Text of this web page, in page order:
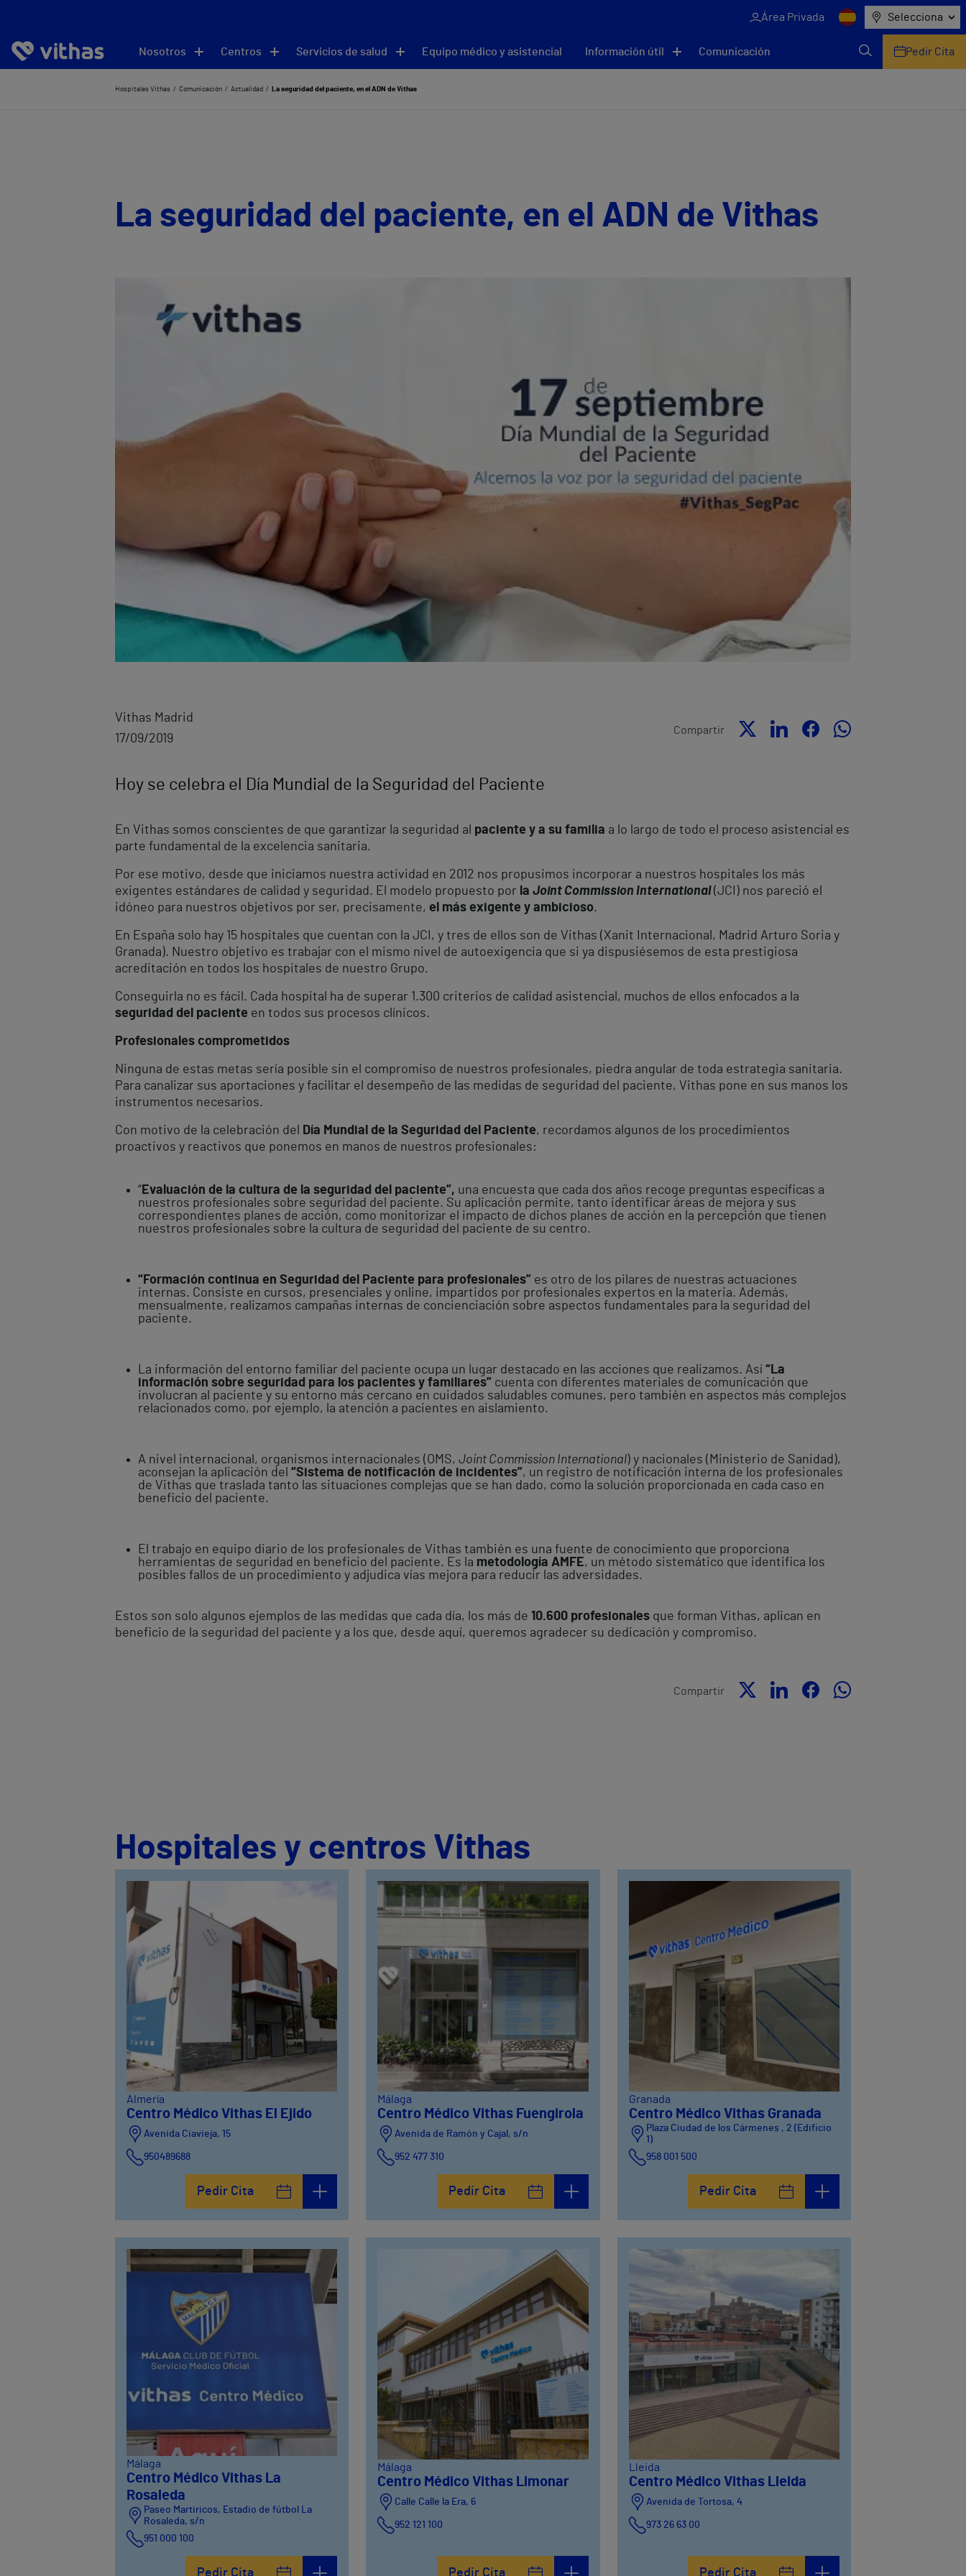
Área Privada Selecciona
Nosotros Centros Servicios de salud Equipo médico y asistencial Información útil Comunicación Pedir Cita
Hospitales Vithas Comunicación Actualidad La seguridad del paciente, en el ADN de Vithas
La seguridad del paciente, en el ADN de Vithas
Vithas Madrid
17/09/2019
Compartir
Hoy se celebra el Día Mundial de la Seguridad del Paciente
En Vithas somos conscientes de que garantizar la seguridad al paciente y a su familia a lo largo de todo el proceso asistencial es
parte fundamental de la excelencia sanitaria.
Por ese motivo, desde que iniciamos nuestra actividad en 2012 nos propusimos incorporar a nuestros hospitales los más
exigentes estándares de calidad y seguridad. El modelo propuesto por la Joint Commission International(JCI) nos pareció el
idóneo para nuestros objetivos por ser, precisamente, el más exigente y ambicioso.
En España solo hay 15 hospitales que cuentan con la JCI, y tres de ellos son de Vithas (Xanit Internacional, Madrid Arturo Soria y
Granada). Nuestro objetivo es trabajar con el mismo nivel de autoexigencia que si ya dispusiésemos de esta prestigiosa
acreditación en todos los hospitales de nuestro Grupo.
Conseguirla no es fácil. Cada hospital ha de superar 1.300 criterios de calidad asistencial, muchos de ellos enfocados a la
seguridad del paciente en todos sus procesos clínicos.
Profesionales comprometidos
Ninguna de estas metas sería posible sin el compromiso de nuestros profesionales, piedra angular de toda estrategia sanitaria.
Para canalizar sus aportaciones y facilitar el desempeño de las medidas de seguridad del paciente, Vithas pone en sus manos los
instrumentos necesarios.
Con motivo de la celebración del Día Mundial de la Seguridad del Paciente, recordamos algunos de los procedimientos
proactivos y reactivos que ponemos en manos de nuestros profesionales:
“Evaluación de la cultura de la seguridad del paciente”, una encuesta que cada dos años recoge preguntas específicas a
nuestros profesionales sobre seguridad del paciente. Su aplicación permite, tanto identificar áreas de mejora y sus
correspondientes planes de acción, como monitorizar el impacto de dichos planes de acción en la percepción que tienen
nuestros profesionales sobre la cultura de seguridad del paciente de su centro.
“Formación continua en Seguridad del Paciente para profesionales” es otro de los pilares de nuestras actuaciones
internas. Consiste en cursos, presenciales y online, impartidos por profesionales expertos en la materia. Además,
mensualmente, realizamos campañas internas de concienciación sobre aspectos fundamentales para la seguridad del
paciente.
La información del entorno familiar del paciente ocupa un lugar destacado en las acciones que realizamos. Así “La
información sobre seguridad para los pacientes y familiares” cuenta con diferentes materiales de comunicación que
involucran al paciente y su entorno más cercano en cuidados saludables comunes, pero también en aspectos más complejos
relacionados como, por ejemplo, la atención a pacientes en aislamiento.
A nivel internacional, organismos internacionales (OMS, Joint Commission International) y nacionales (Ministerio de Sanidad),
aconsejan la aplicación del “Sistema de notificación de incidentes”, un registro de notificación interna de los profesionales
de Vithas que traslada tanto las situaciones complejas que se han dado, como la solución proporcionada en cada caso en
beneficio del paciente.
El trabajo en equipo diario de los profesionales de Vithas también es una fuente de conocimiento que proporciona
herramientas de seguridad en beneficio del paciente. Es la metodología AMFE, un método sistemático que identifica los
posibles fallos de un procedimiento y adjudica vías mejora para reducir las adversidades.
Estos son solo algunos ejemplos de las medidas que cada día, los más de 10.600 profesionales que forman Vithas, aplican en
beneficio de la seguridad del paciente y a los que, desde aquí, queremos agradecer su dedicación y compromiso.
Compartir
Hospitales y centros Vithas
Almería
Centro Médico Vithas El Ejido
Avenida Ciavieja, 15
950489688
Pedir Cita
Málaga
Centro Médico Vithas Fuengirola
Avenida de Ramón y Cajal, s/n
952 477 310
Pedir Cita
Granada
Centro Médico Vithas Granada
Plaza Ciudad de los Cármenes , 2 (Edificio
1)
958 001 500
Pedir Cita
Málaga
Centro Médico Vithas La
Rosaleda
Paseo Martiricos, Estadio de fútbol La
Rosaleda, s/n
951 000 100
Pedir Cita
Málaga
Centro Médico Vithas Limonar
Calle Calle la Era, 6
952 121 100
Pedir Cita
Lleida
Centro Médico Vithas Lleida
Avenida de Tortosa, 4
973 26 63 00
Pedir Cita